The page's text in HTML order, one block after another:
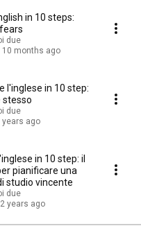
in 10 steps:
due
10 months ago
l'inglese in 10 step:
stesso
due
years ago
in 10 step: il
pianificare una
studio vincente
due
2 years ago